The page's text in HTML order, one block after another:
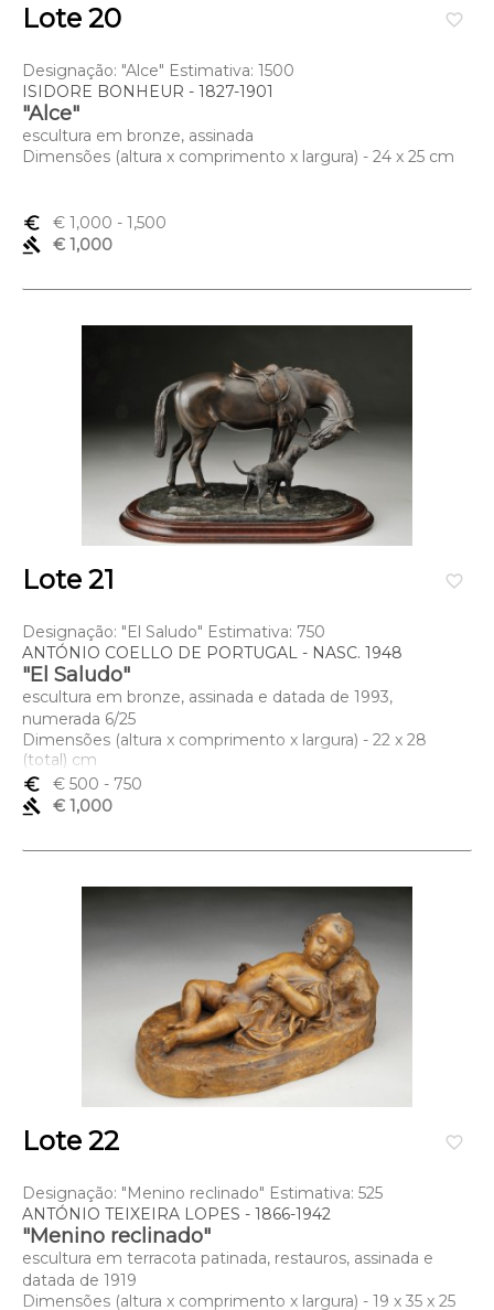
favorite_border
Lote 20
Designação: "Alce" Estimativa: 1500
ISIDORE BONHEUR - 1827-1901
"Alce"
escultura em bronze, assinada
Dimensões (altura x comprimento x largura) - 24 x 25 cm
euro_symbol € 1,000 - 1,500
gavel
€ 1,000
favorite_border
Lote 21
Designação: "El Saludo" Estimativa: 750
ANTÓNIO COELLO DE PORTUGAL - NASC. 1948
"El Saludo"
escultura em bronze, assinada e datada de 1993,
numerada 6/25
Dimensões (altura x comprimento x largura) - 22 x 28
(total) cm
euro_symbol
€ 500 - 750
gavel
€ 1,000
favorite_border
Lote 22
Designação: "Menino reclinado" Estimativa: 525
ANTÓNIO TEIXEIRA LOPES - 1866-1942
"Menino reclinado"
escultura em terracota patinada, restauros, assinada e
datada de 1919
Dimensões (altura x comprimento x largura) - 19 x 35 x 25